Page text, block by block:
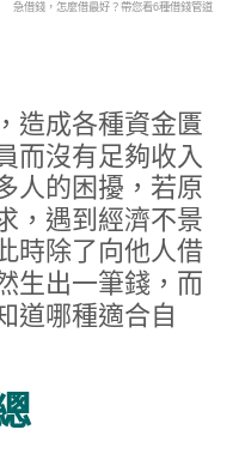
急借錢，怎麼借最好？帶您看6種借錢管道
造成各種資金匱
而沒有足夠收入
人的困擾，若原
，遇到經濟不景
時除了向他人借
生出一筆錢，而
道哪種適合自